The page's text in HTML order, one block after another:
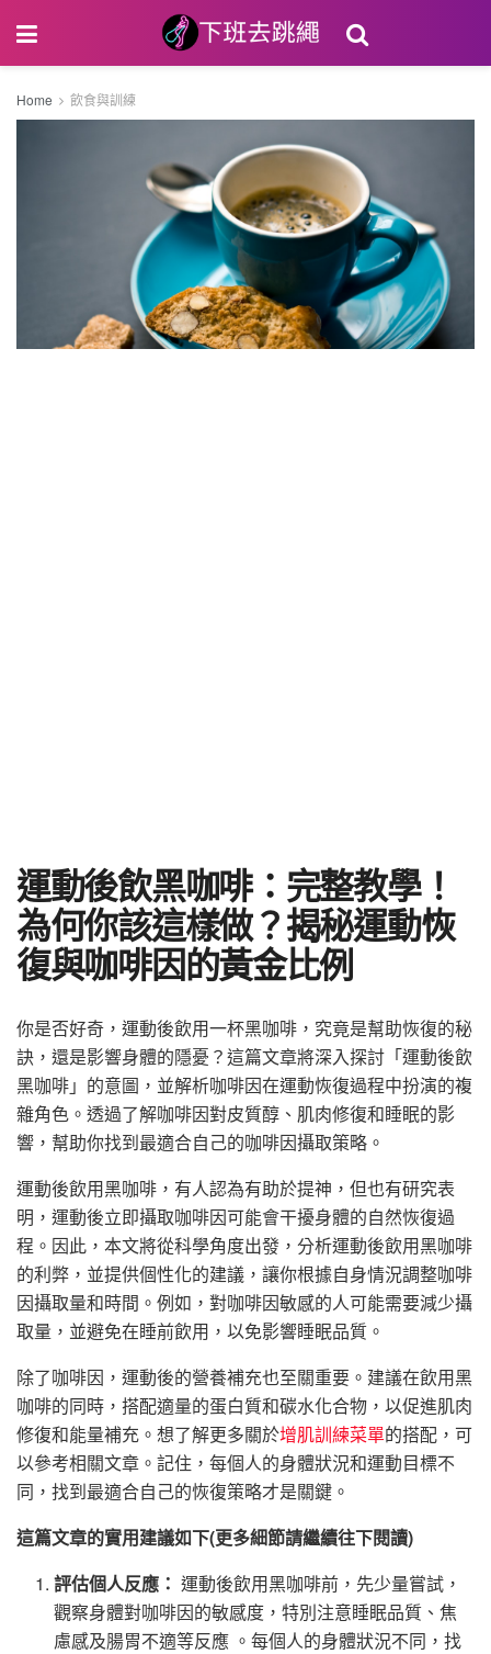
Home 飲食與訓練
運動後飲黑咖啡：完整教學！
為何你該這樣做？揭秘運動恢
復與咖啡因的黃金比例
你是否好奇，運動後飲用一杯黑咖啡，究竟是幫助恢復的秘
訣，還是影響身體的隱憂？這篇文章將深入探討「運動後飲
黑咖啡」的意圖，並解析咖啡因在運動恢復過程中扮演的複
雜角色。透過了解咖啡因對皮質醇、肌肉修復和睡眠的影
響，幫助你找到最適合自己的咖啡因攝取策略。
運動後飲用黑咖啡，有人認為有助於提神，但也有研究表
明，運動後立即攝取咖啡因可能會干擾身體的自然恢復過
程。因此，本文將從科學角度出發，分析運動後飲用黑咖啡
的利弊，並提供個性化的建議，讓你根據自身情況調整咖啡
因攝取量和時間。例如，對咖啡因敏感的人可能需要減少攝
取量，並避免在睡前飲用，以免影響睡眠品質。
除了咖啡因，運動後的營養補充也至關重要。建議在飲用黑
咖啡的同時，搭配適量的蛋白質和碳水化合物，以促進肌肉
修復和能量補充。想了解更多關於增肌訓練菜單的搭配，可
以參考相關文章。記住，每個人的身體狀況和運動目標不
同，找到最適合自己的恢復策略才是關鍵。
這篇文章的實用建議如下(更多細節請繼續往下閱讀)
評估個人反應： 運動後飲用黑咖啡前，先少量嘗試，
觀察身體對咖啡因的敏感度，特別注意睡眠品質、焦
慮感及腸胃不適等反應 。每個人的身體狀況不同，找